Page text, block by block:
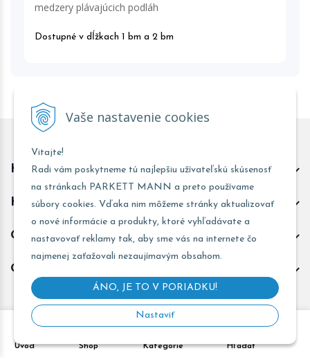
Vaše nastavenie cookies
Vitajte!
Radi vám poskytneme tú najlepšiu užívateľskú skúsenosť
na stránkach PARKETT MANN a preto používame
súbory cookies. Vďaka nim môžeme stránky aktualizovať
o nové informácie a produkty, ktoré vyhľadávate a
nastavovať reklamy tak, aby sme vás na internete čo
najmenej zaťažovali nezaujímavým obsahom.
ÁNO, JE TO V PORIADKU!
Nastaviť
Úvod Shop Kategórie Hľadať
medzery plávajúcich podláh
Dostupné v dĺžkach 1 bm a 2 bm
Kontakt predajňa Trnava
Kontakt predajňa Žarnovica
Obchodné informácie
Odoberať novinky
e-shop Pohoda connector